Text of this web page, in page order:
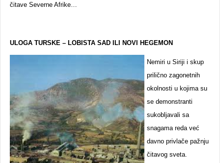
čitave Severne Afrike…
ULOGA TURSKE – LOBISTA SAD ILI NOVI HEGEMON
Nemiri u Siriji i skup
prilično zagonetnih
okolnosti u kojima su
se demonstranti
sukobljavali sa
snagama reda već
davno privlače pažnju
čitavog sveta.